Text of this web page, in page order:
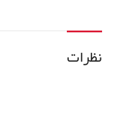
نظرات